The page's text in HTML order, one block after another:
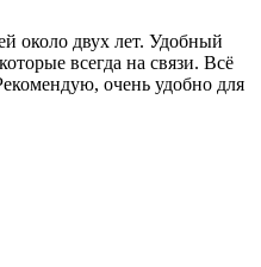
около двух лет. Удобный
всегда на связи. Всё
очень удобно для